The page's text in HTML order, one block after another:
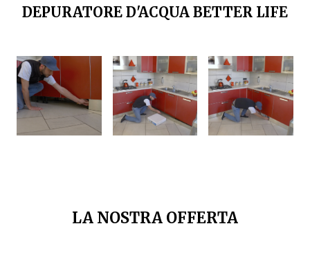
DEPURATORE D'ACQUA BETTER LIFE
LA NOSTRA OFFERTA